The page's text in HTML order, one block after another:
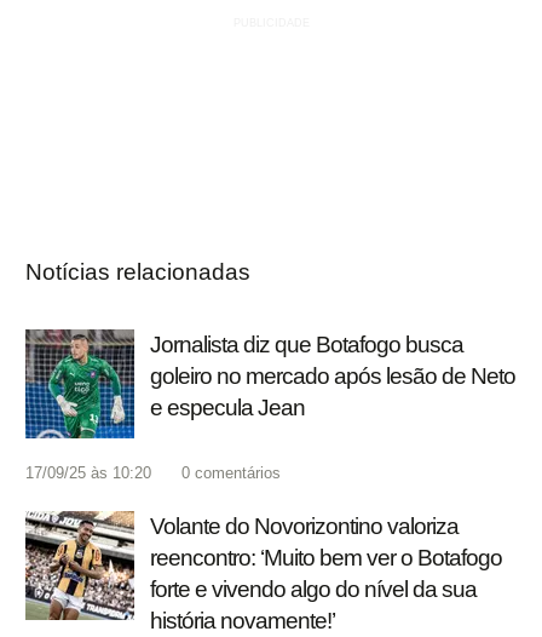
Notícias relacionadas
Jornalista diz que Botafogo busca
goleiro no mercado após lesão de Neto
e especula Jean
17/09/25 às 10:20 0 comentários
Volante do Novorizontino valoriza
reencontro: ‘Muito bem ver o Botafogo
forte e vivendo algo do nível da sua
história novamente!’